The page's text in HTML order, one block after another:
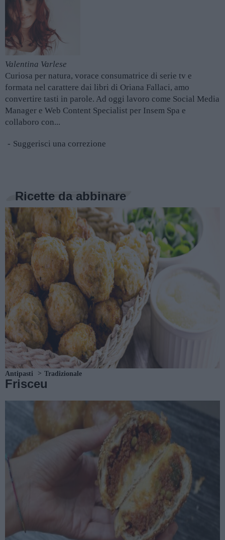
Valentina Varlese
Curiosa per natura, vorace consumatrice di serie tv e
formata nel carattere dai libri di Oriana Fallaci, amo
convertire tasti in parole. Ad oggi lavoro come Social Media
Manager e Web Content Specialist per Insem Spa e
collaboro con...
Suggerisci una correzione
Ricette da abbinare
Antipasti Tradizionale
Frisceu